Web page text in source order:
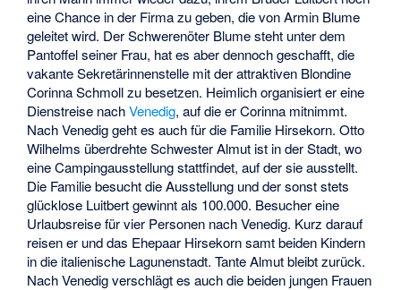
eine Chance in der Firma zu geben, die von Armin Blume
geleitet wird. DerSchwerenöter Blume steht unter dem
Pantoffel seiner Frau, hat es aber dennoch geschafft, die
vakante Sekretärinnenstelle mit der attraktiven Blondine
Corinna Schmoll zu besetzen. Heimlich organisiert er eine
Dienstreise nachVenedig, auf die er Corinna mitnimmt.
Nach Venedig geht es auch für die Familie Hirsekorn. Otto
Wilhelms überdrehte Schwester Almut ist in der Stadt, wo
eine Campingausstellung stattfindet, auf der sie ausstellt.
Die Familie besucht die Ausstellung und der sonst stets
glücklose Luitbert gewinnt als 100.000. Besucher eine
Urlaubsreise für vier Personen nach Venedig. Kurz darauf
reisen er und das Ehepaar Hirsekorn samt beiden Kindern
in die italienische Lagunenstadt. Tante Almut bleibt zurück.
Nach Venedig verschlägt es auch die beiden jungen Frauen